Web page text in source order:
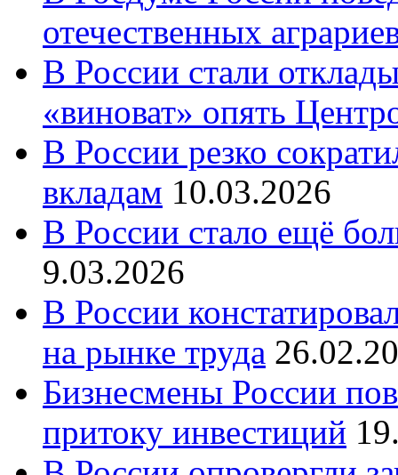
отечественных
В России стали
«виноват» опять
В России резко
вкладам 10.03.2026
В России стало ещё
9.03.2026
В России
на рынке труда
Бизнесмены России
притоку инвестиций